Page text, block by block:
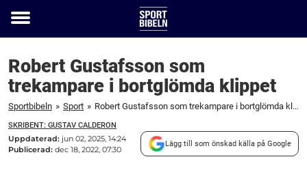
Toggle
Robert Gustafsson som
trekampare i bortglömda klippet
Sportbibeln » Sport » Robert Gustafsson som trekampare i bortglömda klippet
SKRIBENT: GUSTAV CALDERON
Uppdaterad: jun 02, 2025, 14:24
Publicerad: dec 18, 2022, 07:30
Lägg till som önskad källa på Google